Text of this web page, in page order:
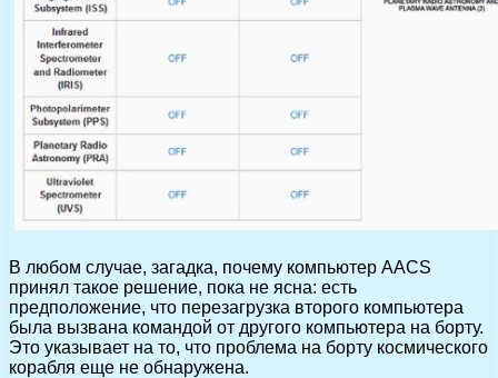
В любом случае, загадка, почему компьютер AACS
принял такое решение, пока не ясна: есть
предположение, что перезагрузка второго компьютера
была вызвана командой от другого компьютера на борту.
Это указывает на то, что проблема на борту космического
корабля еще не обнаружена.